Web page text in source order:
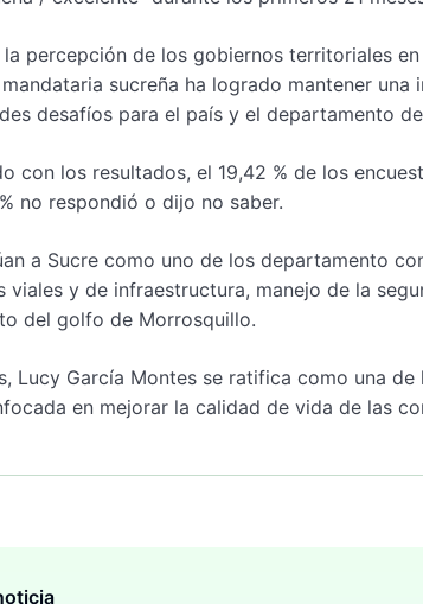
percepción de los gobiernos territoriales
sucreña ha logrado mantener
desafíos para el país y el departamento
con los resultados, el 19,42 % de los
no respondió o dijo no saber.
a Sucre como uno de los departamento
viales y de infraestructura, manejo de la
del golfo de Morrosquillo.
Lucy García Montes se ratifica como una
en mejorar la calidad de vida de las